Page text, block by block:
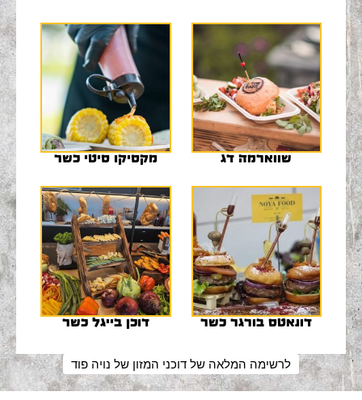
שווארמה דג מקסיקו סיטי כשר
דונאטס בורגר כשר דוכן בייגל כשר
לרשימה המלאה של דוכני המזון של נויה פוד